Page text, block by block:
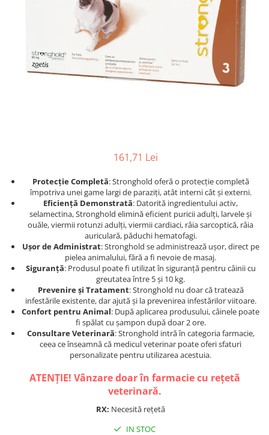
Afecțiuni hepatice
Afecțiuni neurologice
Afecțiuni oftalmice
Afecțiuni oncologice
Afecțiuni otice
Afecțiuni renale și urinare
Hrană umedă
Hrană uscată
Recompense și snack-uri
Igienă
Igienă orală
Șampoane și balsamuri
Afecțiuni hepatice
Afecțiuni neurologice
Afecțiuni oftalmice
Afecțiuni oncologice
Afecțiuni otice
Hrană umedă
Hrană uscată
Igienă
Așternut Tofu / Nisip
Igienă orală
Șampoane și balsamuri
161,71 Lei
Protecție Completă: Stronghold oferă o protecție completă
împotriva unei game largi de paraziți, atât interni cât și externi.
Eficiență Demonstrată: Datorită ingredientului activ,
selamectina, Stronghold elimină eficient puricii adulți, larvele și
ouăle, viermii rotunzi adulți, viermii cardiaci, râia sarcoptică, râia
auriculară, păduchi hematofagi.
Ușor de Administrat: Stronghold se administrează ușor, direct pe
pielea animalului, fără a fi nevoie de masaj.
Siguranță: Produsul poate fi utilizat în siguranță pentru câinii cu
greutatea între 5 și 10 kg.
Prevenire și Tratament: Stronghold nu doar că tratează
infestările existente, dar ajută și la prevenirea infestărilor viitoare.
Confort pentru Animal: După aplicarea produsului, câinele poate
fi spălat cu șampon după doar 2 ore.
Consultare Veterinară: Stronghold intră în categoria farmacie,
ceea ce înseamnă că medicul veterinar poate oferi sfaturi
personalizate pentru utilizarea acestuia.
ATENȚIE! Vânzare doar în farmacie cu rețetă
veterinară.
RX: Necesită rețetă
IN STOC